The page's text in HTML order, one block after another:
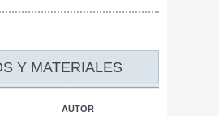
Y MATERIALES
AUTOR